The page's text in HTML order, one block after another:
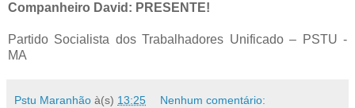
Companheiro David: PRESENTE!
Partido Socialista dos Trabalhadores Unificado – PSTU -
MA
Pstu Maranhão à(s) 13:25 Nenhum comentário: